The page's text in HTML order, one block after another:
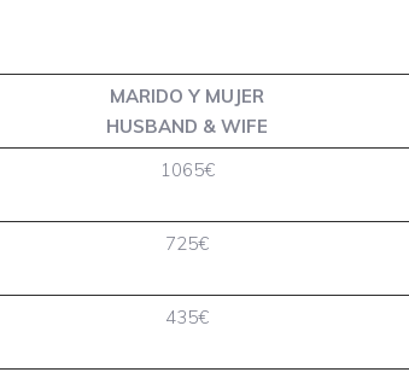
MARIDO Y MUJER
HUSBAND & WIFE
1065€
725€
435€